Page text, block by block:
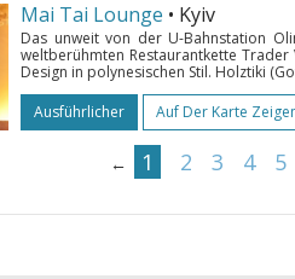
Mai Tai Lounge • Kyiv
Das unweit von der U-Bahnstation
weltberühmten Restaurantkette
Design in polynesischen Stil. Holztiki
Ausführlicher
Auf Der Karte
← 1 2 3 4 5